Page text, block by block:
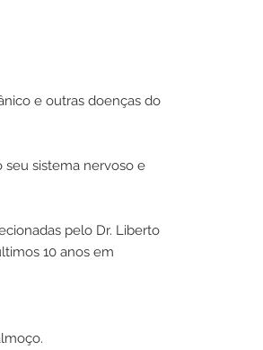
e outras doenças do
seu sistema nervoso e
pelo Dr. Liberto
10 anos em